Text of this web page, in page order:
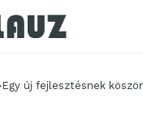
Egy új fejlesztésnek